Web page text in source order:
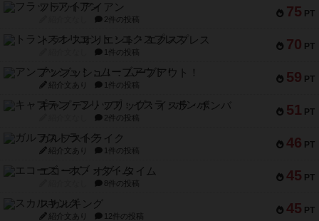
75 PT
フラットアイアン
2件の投稿
70 PT
トランスオリエント・エクスプレス
1件の投稿
59 PT
アンブッシュ！：ムーブアウト！
紹介文あり 1件の投稿
51 PT
キャプテン・フリップ：イスラ・ボンバ
2件の投稿
46 PT
ガルフストライク
紹介文あり 1件の投稿
45 PT
エコーズ・オブ・タイム
8件の投稿
45 PT
スカルキング
紹介文あり 12件の投稿